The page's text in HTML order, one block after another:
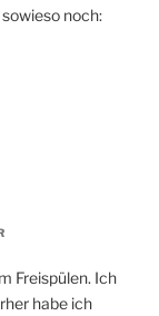
noch:
Freispülen. Ich
habe ich